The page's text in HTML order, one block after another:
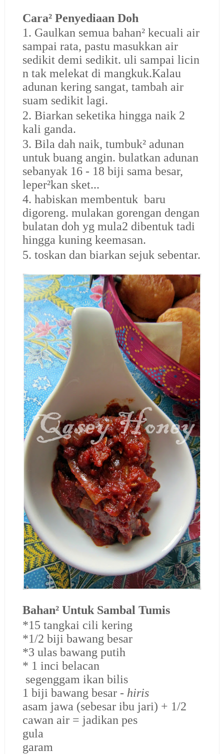
Cara² Penyediaan Doh
1. Gaulkan semua bahan² kecuali air
sampai rata, pastu masukkan air
sedikit demi sedikit. uli sampai licin
n tak melekat di mangkuk.Kalau
adunan kering sangat, tambah air
suam sedikit lagi.
2. Biarkan seketika hingga naik 2
kali ganda.
3. Bila dah naik, tumbuk² adunan
untuk buang angin. bulatkan adunan
sebanyak 16 - 18 biji sama besar,
leper²kan sket...
4. habiskan membentuk baru
digoreng. mulakan gorengan dengan
bulatan doh yg mula2 dibentuk tadi
hingga kuning keemasan.
5. toskan dan biarkan sejuk sebentar.
Bahan² Untuk Sambal Tumis
*15 tangkai cili kering
*1/2 biji bawang besar
*3 ulas bawang putih
* 1 inci belacan
segenggam ikan bilis
1 biji bawang besar - hiris
asam jawa (sebesar ibu jari) + 1/2
cawan air = jadikan pes
gula
garam